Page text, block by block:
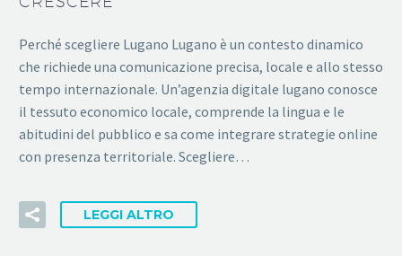
Perché scegliere Lugano Lugano è un contesto dinamico
che richiede una comunicazione precisa, locale e allo stesso
tempo internazionale. Un’agenzia digitale lugano conosce
il tessuto economico locale, comprende la lingua e le
abitudini del pubblico e sa come integrare strategie online
con presenza territoriale. Scegliere…
LEGGI ALTRO